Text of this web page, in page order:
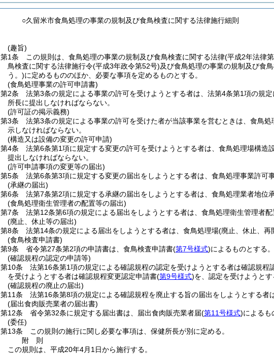
○久留米市食鳥処理の事業の規制及び食鳥検査に関する法律施行細則
(趣旨)
第1条
この規則は、食鳥処理の事業の規制及び食鳥検査に関する法律(平成2年法律
鳥検査に関する法律施行令(平成3年政令第52号)及び食鳥処理の事業の規制及び食
う。)に定めるもののほか、必要な事項を定めるものとする。
(食鳥処理事業の許可申請書)
第2条
法第3条の規定による事業の許可を受けようとする者は、法第4条第1項の規
所長に提出しなければならない。
(許可証の掲示義務)
第3条
法第3条の規定による事業の許可を受けた者が当該事業を営むときは、食鳥
示しなければならない。
(構造又は設備の変更の許可申請)
第4条
法第6条第1項に規定する変更の許可を受けようとする者は、食鳥処理場構造
提出しなければならない。
(許可申請事項の変更等の届出)
第5条
法第6条第3項に規定する変更の届出をしようとする者は、食鳥処理事業許可
(承継の届出)
第6条
法第7条第2項に規定する承継の届出をしようとする者は、食鳥処理業者地位
(食鳥処理衛生管理者の配置等の届出)
第7条
法第12条第6項の規定による届出をしようとする者は、食鳥処理衛生管理者配
(廃止、休止等の届出)
第8条
法第14条の規定による届出をしようとする者は、食鳥処理場(廃止、休止、再
(食鳥検査申請書)
第9条
省令第27条第2項の申請書は、食鳥検査申請書(第7号様式)によるものとする。
(確認規程の認定の申請等)
第10条
法第16条第1項の規定による確認規程の認定を受けようとする者は確認規程
を受けようとする者は確認規程変更認定申請書(第9号様式)を、認定を受けようと
(確認規程の廃止の届出)
第11条
法第16条第8項の規定による確認規程を廃止する旨の届出をしようとする者
(届出食肉販売業者の届出書)
第12条
省令第32条に規定する届出書は、届出食肉販売業者届(第11号様式)によるも
(委任)
第13条
この規則の施行に関し必要な事項は、保健所長が別に定める。
附 則
この規則は、平成20年4月1日から施行する。